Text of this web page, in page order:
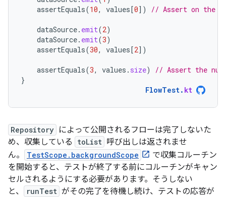
assertEquals(10, values[0] ) // Assert on the
dataSource. emit(2)
dataSource. emit(3)
assertEquals(30, values[2] )
assertEquals(3, values . size)
// Assert the
}
FlowTest. kt
Repository によって公開されるフローは完了しないた
め、収集している
toList 呼び出しは返されませ
ん。
TestScope.backgroundScope
で収集コルーチン
を開始すると、テストが終了する前にコルーチンがキャン
セルされるようにする必要があります。そうしない
と、
runTest がその完了を待機し続け、テストの応答が